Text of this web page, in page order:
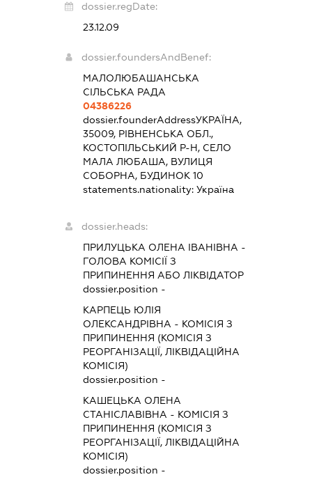
dossier.regDate:
23.12.09
dossier.foundersAndBenef:
МАЛОЛЮБАШАНСЬКА
СІЛЬСЬКА РАДА
04386226
dossier.founderAddressУКРАЇНА,
35009, РІВНЕНСЬКА ОБЛ.,
КОСТОПІЛЬСЬКИЙ Р-Н, СЕЛО
МАЛА ЛЮБАША, ВУЛИЦЯ
СОБОРНА, БУДИНОК 10
statements.nationality: Україна
dossier.heads:
ПРИЛУЦЬКА ОЛЕНА ІВАНІВНА -
ГОЛОВА КОМІСІЇ З
ПРИПИНЕННЯ АБО ЛІКВІДАТОР
dossier.position -
КАРПЕЦЬ ЮЛІЯ
ОЛЕКСАНДРІВНА - КОМІСІЯ З
ПРИПИНЕННЯ (КОМІСІЯ З
РЕОРГАНІЗАЦІЇ, ЛІКВІДАЦІЙНА
КОМІСІЯ)
dossier.position -
КАШЕЦЬКА ОЛЕНА
СТАНІСЛАВІВНА - КОМІСІЯ З
ПРИПИНЕННЯ (КОМІСІЯ З
РЕОРГАНІЗАЦІЇ, ЛІКВІДАЦІЙНА
КОМІСІЯ)
dossier.position -